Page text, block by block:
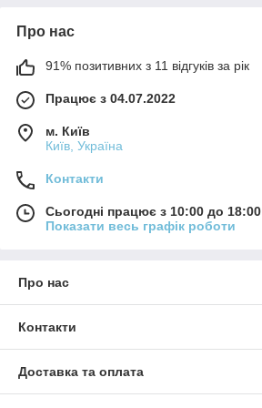
Про нас
91% позитивних з 11 відгуків за рік
Працює з 04.07.2022
м. Київ
Київ, Україна
Контакти
Сьогодні працює з 10:00 до 18:00
Показати весь графік роботи
Про нас
Контакти
Доставка та оплата